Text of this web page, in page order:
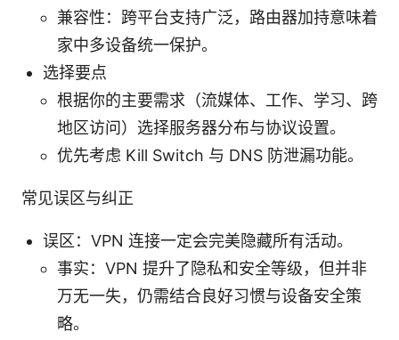
兼容性：跨平台支持广泛，路由器加持意味着
家中多设备统一保护。
选择要点
根据你的主要需求（流媒体、工作、学习、跨
地区访问）选择服务器分布与协议设置。
优先考虑 Kill Switch 与 DNS 防泄漏功能。
常见误区与纠正
误区：VPN 连接一定会完美隐藏所有活动。
事实：VPN 提升了隐私和安全等级，但并非
万无一失，仍需结合良好习惯与设备安全策
略。